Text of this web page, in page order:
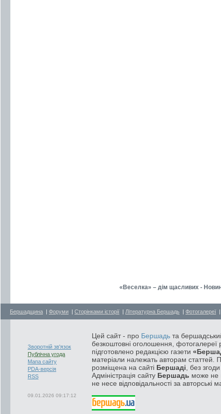
«Веселка» – дім щасливих -
Бершадщина | Форуми | Сторінками історії | Літературна Бершадь | Фотогалереї
Зворотній зв'язок
Публічна угода
Мапа сайту
PDA-версія
RSS
09.01.2026 09:17:12
Цей сайт - про Бершадь та
безкоштовні оголошення, фотогалереї
підготовлено редакцією газети
матеріали належать авторам статтей.
розміщена на сайті Бершаді , без
Адміністрація сайту Бершадь може не
не несе відповідальності за авторські